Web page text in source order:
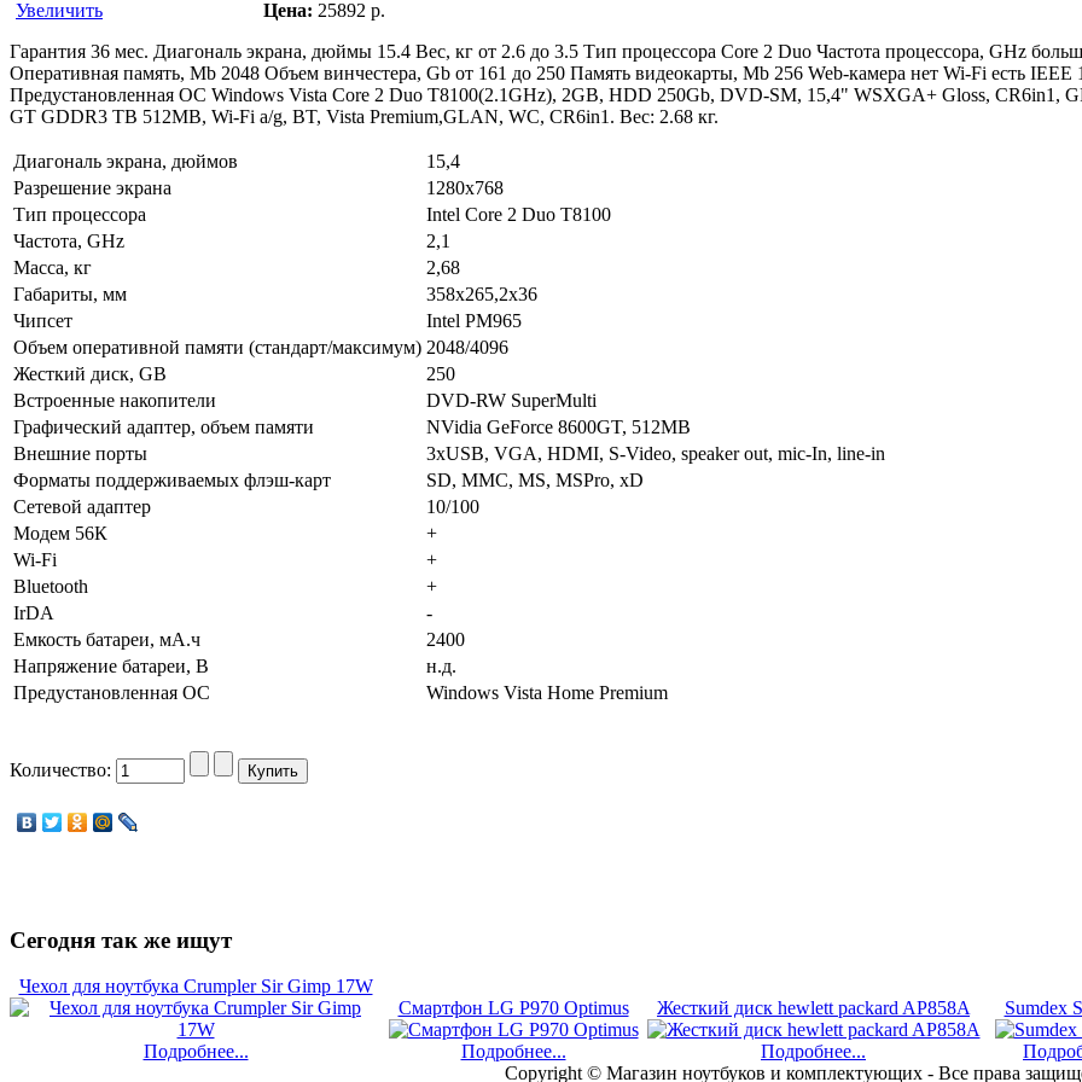
Увеличить Цена: 25892 p.
Гарантия 36 мес. Диагональ экрана, дюймы 15.4 Вес, кг от 2.6 до 3.5 Тип процессора Core 2 Duo Частота процессора, GHz
Оперативная память, Mb 2048 Объем винчестера, Gb от 161 до 250 Память видеокарты, Mb 256 Web-камера нет Wi-Fi есть IEEE
Предустановленная ОС Windows Vista Core 2 Duo T8100(2.1GHz), 2GB, HDD 250Gb, DVD-SM, 15,4" WSXGA+ Gloss, CR6in1,
GT GDDR3 TB 512MB, Wi-Fi a/g, BT, Vista Premium,GLAN, WC, CR6in1. Вес: 2.68 кг.
Диагональ экрана, дюймов
15,4
Разрешение экрана
1280x768
Тип процессора
Intel Core 2 Duo T8100
Частота, GHz
2,1
Масса, кг
2,68
Габариты, мм
358x265,2x36
Чипсет
Intel PM965
Объем оперативной памяти (стандарт/максимум) 2048/4096
Жесткий диск, GB
250
Встроенные накопители
DVD-RW SuperMulti
Графический адаптер, объем памяти
NVidia GeForce 8600GT, 512MB
Внешние порты
3xUSB, VGA, HDMI, S-Video, speaker out, mic-In, line-in
Форматы поддерживаемых флэш-карт
SD, MMC, MS, MSPro, xD
Сетевой адаптер
10/100
Модем 56К
+
Wi-Fi
+
Bluetooth
+
IrDA
-
Емкость батареи, мА.ч
2400
Напряжение батареи, В
н.д.
Предустановленная ОС
Windows Vista Home Premium
Количество:
Сегодня так же ищут
Чехол для ноутбука Crumpler Sir Gimp 17W
Подробнее...
Смартфон LG P970 Optimus
Подробнее...
Жесткий диск hewlett packard AP858A
Подробнее...
Sumdex
Copyright © Магазин ноутбуков и комплектующих - Все права